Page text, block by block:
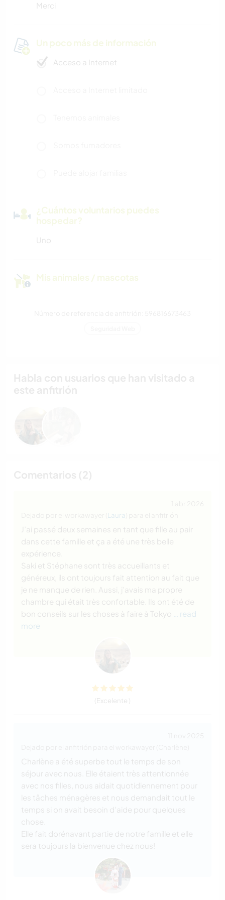
Merci
Un poco más de información
Acceso a Internet
¿Cuántos voluntarios puedes
hospedar?
Uno
Mis animales / mascotas
Laura
J’ai passé deux semaines en tant que fille au pair
dans cette famille et ça a été une très belle
expérience.
Saki et Stéphane sont très accueillants et
généreux, ils ont toujours fait attention au fait que
je ne manque de rien. Aussi, j’avais ma propre
chambre qui était très confortable. Ils ont été de
bon conseils sur les choses à faire à Tokyo
… read
more
(Excelente )
Charlène a été superbe tout le temps de son
séjour avec nous. Elle étaient très attentionnée
avec nos filles, nous aidait quotidiennement pour
les tâches ménagères et nous demandait tout le
temps si on avait besoin d'aide pour quelques
chose.
Elle fait dorénavant partie de notre famille et elle
sera toujours la bienvenue chez nous!